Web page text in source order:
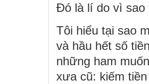
Đó là lí do vì sao
Tôi hiểu tại sao
và hầu hết số
những ham
xưa cũ: kiếm